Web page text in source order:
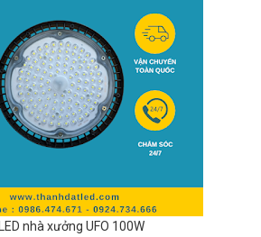
nhà xưởng UFO 100W